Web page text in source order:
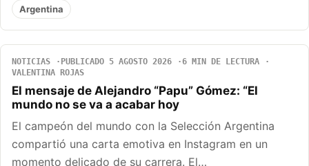
Argentina
NOTICIAS PUBLICADO 5 AGOSTO 2026
6 MIN DE LECTURA
VALENTINA ROJAS
El mensaje de Alejandro “Papu” Gómez: “El
mundo no se va a acabar hoy
El campeón del mundo con la Selección Argentina
compartió una carta emotiva en Instagram en un
momento delicado de su carrera. El…